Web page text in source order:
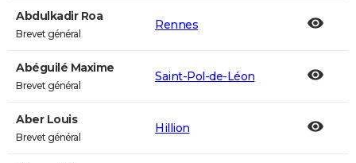
Abdulkadir Roa
Brevet général
Rennes
Abéguilé Maxime
Brevet général
Saint-Pol-de-Léon
Aber Louis
Brevet général
Hillion